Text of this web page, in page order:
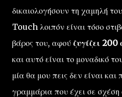
δικαιολογήσουν τη χαμηλή
Touch λοιπόν είναι τόσο
βάρος του, αφού ζυγίζει
και αυτό είναι το μοναδικό
μία θα μου πεις δεν είναι
γραμμάρια που έχει σε